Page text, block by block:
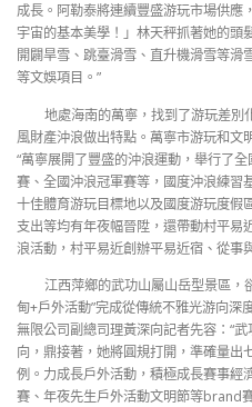
成長。阿勒泰將連續豐盛游玩市場供應
宇宙的基本美學！」林天秤抓著她的頭
開闢旱雪、跳臺滑雪、直升機滑雪等滑
等文娛項目。”
地處海南的萬寧，找到了游玩差別
風財產沖浪做出特點。萬寧市游玩和文
“萬寧展開了豐盛的沖浪運動，舉行了
賽、全國沖浪冠軍賽等，國度沖浪練習
十佳體育游玩目標地以及國度游玩度假
支出等均有年夜幅晉陞，還帶動村平易
浪活動，村平易近創辦平易近宿、從事
江西萍鄉的武功山屬山岳型景區，
甸+戶外活動”完成從傳統不雅光游向深
無限公司副總司理黃深向記者先容：“
向，鼎接著，她將圓規打開，準確量出
例。力成長戶外活動，積極成長賽事經
賽、年夜先生戶外活動文明節等brand